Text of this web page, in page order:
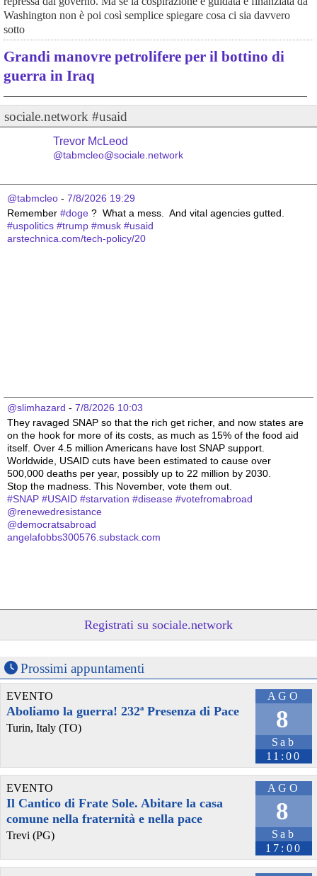
Washington non è poi così semplice spiegare cosa ci sia davvero
sotto
Grandi manovre petrolifere per il bottino di
guerra in Iraq
sociale.network #usaid
Trevor McLeod
@tabmcleo@sociale.network
@tabmcleo - 7/8/2026 19:29
Remember #doge ?  What a mess.  And vital agencies gutted.
#uspolitics #trump #musk #usaid
arstechnica.com/tech-policy/20
@slimhazard - 7/8/2026 10:03
They ravaged SNAP so that the rich get richer, and now states are
on the hook for more of its costs, as much as 15% of the food aid
itself. Over 4.5 million Americans have lost SNAP support.
Worldwide, USAID cuts have been estimated to cause over
500,000 deaths per year, possibly up to 22 million by 2030.
Stop the madness. This November, vote them out.
#SNAP #USAID #starvation #disease #votefromabroad
@renewedresistance
@democratsabroad
angelafobbs300576.substack.com
@tagesschau
5/8/2026 17:30
Nach Kürzungen von US-Hilfen in Nepal: Wenn Helfende zu
Hilflosen werden
Seit US-Präsident Trump das Hilfsprogramm USAID eingestellt hat,
zeigen sich weltweit die Folgen. In Nepal fallen dadurch viele HIV-
Präventionsprogramme weg. Die Konsequenzen sind in mehrerlei
Hinsicht schockierend. Von Lena Bodewein.
➡️ tagesschau.de/ausland/asien/ne
#Nepal #USAID
Registrati su sociale.network
Prossimi appuntamenti
AGO
8
Sab
11:00
EVENTO
Aboliamo la guerra! 232ª Presenza di Pace
Turin, Italy (TO)
AGO
8
Sab
17:00
EVENTO
Il Cantico di Frate Sole. Abitare la casa
comune nella fraternità e nella pace
Trevi (PG)